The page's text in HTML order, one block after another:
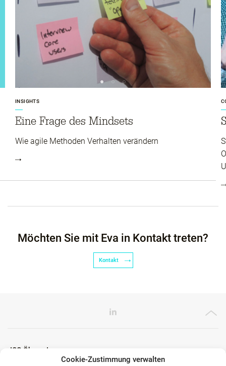
Cookie-Zustimmung verwalten
INSIGHTS
Eine Frage des Mindsets
Wie agile Methoden Verhalten verändern
Möchten Sie mit Eva in Kontakt treten?
Kontakt
ICG Ökosystem